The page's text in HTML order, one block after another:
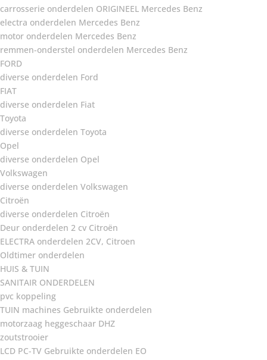
carrosserie onderdelen ORIGINEEL Mercedes Benz
electra onderdelen Mercedes Benz
motor onderdelen Mercedes Benz
remmen-onderstel onderdelen Mercedes Benz
FORD
diverse onderdelen Ford
FIAT
diverse onderdelen Fiat
Toyota
diverse onderdelen Toyota
Opel
diverse onderdelen Opel
Volkswagen
diverse onderdelen Volkswagen
Citroën
diverse onderdelen Citroën
Deur onderdelen 2 cv Citroën
ELECTRA onderdelen 2CV, Citroen
Oldtimer onderdelen
HUIS & TUIN
SANITAIR ONDERDELEN
pvc koppeling
TUIN machines Gebruikte onderdelen
motorzaag heggeschaar DHZ
zoutstrooier
LCD PC-TV Gebruikte onderdelen EO